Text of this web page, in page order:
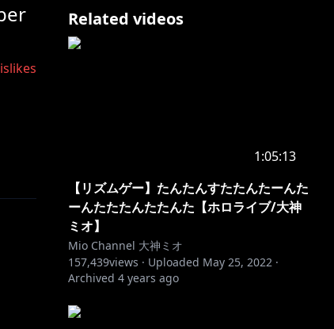
Related videos
1:05:13
【リズムゲー】たんたんすたたんたーんた
ーんたたたんたたんた【ホロライブ/大神
ミオ】
Mio Channel 大神ミオ
157,439views · Uploaded May 25, 2022 ·
Archived 4 years ago